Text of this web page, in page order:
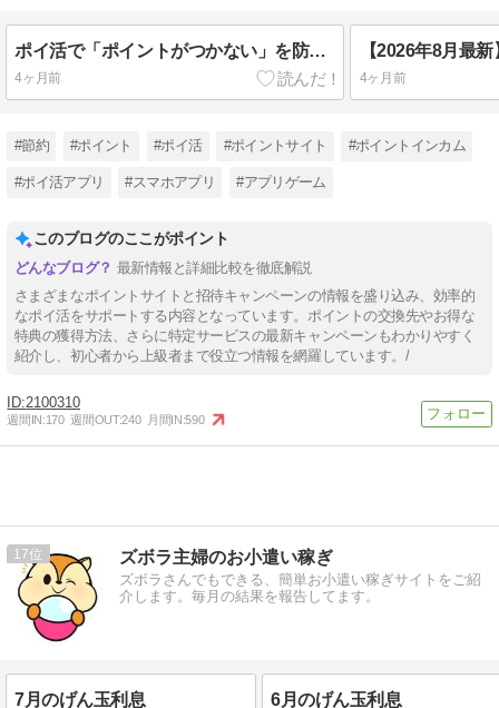
ポイ活で「ポイントがつかない」を防ぐ！ポイントサイト利用前のスマホ設定と鉄則
4ヶ月前 4ヶ月前
#節約 #ポイント #ポイ活 #ポイントサイト #ポイントインカム
#ポイ活アプリ #スマホアプリ #アプリゲーム
このブログのここがポイント
最新情報と詳細比較を徹底解説
さまざまなポイントサイトと招待キャンペーンの情報を盛り込み、効率的
なポイ活をサポートする内容となっています。ポイントの交換先やお得な
特典の獲得方法、さらに特定サービスの最新キャンペーンもわかりやすく
紹介し、初心者から上級者まで役立つ情報を網羅しています。/
2100310
週間IN:170 週間OUT:240 月間IN:590
17 ズボラ主婦のお小遣い稼ぎ
ズボラさんでもできる、簡単お小遣い稼ぎサイトをご紹
介します。毎月の結果を報告してます。
7月のげん玉利息 6月のげん玉利息